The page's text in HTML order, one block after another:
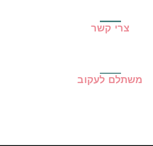
צרי קשר
משתלם לעקוב